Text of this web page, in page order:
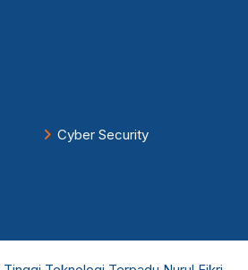
Cyber Security